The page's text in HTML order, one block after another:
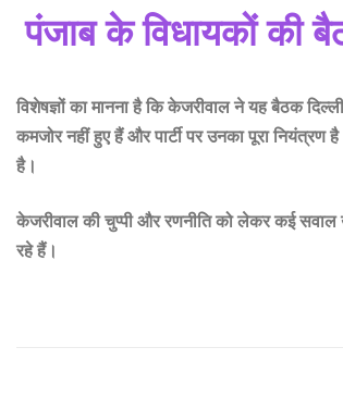
पंजाब के विधायकों की
विशेषज्ञों का मानना है कि केजरीवाल ने यह बैठक
कमजोर नहीं हुए हैं और पार्टी पर उनका पूरा नियंत्रण
है।
केजरीवाल की चुप्पी और रणनीति को लेकर कई
रहे हैं।